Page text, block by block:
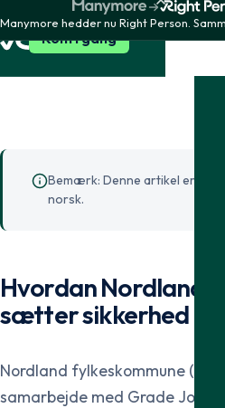
Manymore hedder nu Right Person.
Kom i gang
Bemærk: Denne artikel er
norsk.
Hvordan Nordland
sætter sikkerhed på
Nordland fylkeskommune
samarbejde med Grade